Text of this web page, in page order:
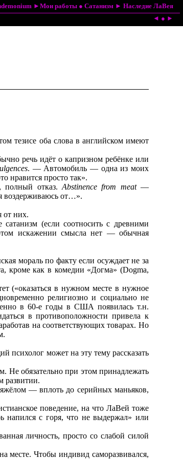
►Мои работы ●Сатанизм ►Наследие ЛаВея
◄ ● ►
тезисе оба слова в английском имеют
речь идёт о капризном ребёнке или
. — Автомобиль — одна из моих
нравится просто так».
полный отказ. Abstinence from meat—
воздерживаюсь от…».
от них.
(если соотносить с древними
искажении смысла нет — обычная
мораль по факту если осуждает не за
кроме как в комедии «Догма» (Dogma,
(«оказаться в нужном месте в нужное
религиозно и социально не
в 60-е годы в США появилась т.н.
в противоположности привела к
на соответствующих товарах. Но
психолог может на эту тему рассказать
Не обязательно при этом принадлежать
развитии.
— вплоть до серийных маньяков,
поведение, на что ЛаВей тоже
с горя, что не выдержал» или
личность, просто со слабой силой
месте. Чтобы индивид саморазвивался,